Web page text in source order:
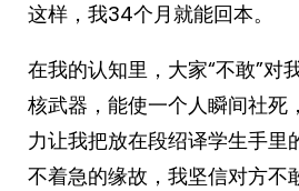
这样，我34个月就能回本。
在我的认知里，大家“不敢”对
核武器，能使一个人瞬间社死
力让我把放在段绍译学生手里
不着急的缘故，我坚信对方不